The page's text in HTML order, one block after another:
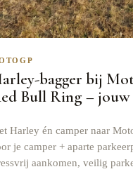
bagger bij
Bull Ring –
Harley én camper naar
je camper + aparte
aankomen, veilig